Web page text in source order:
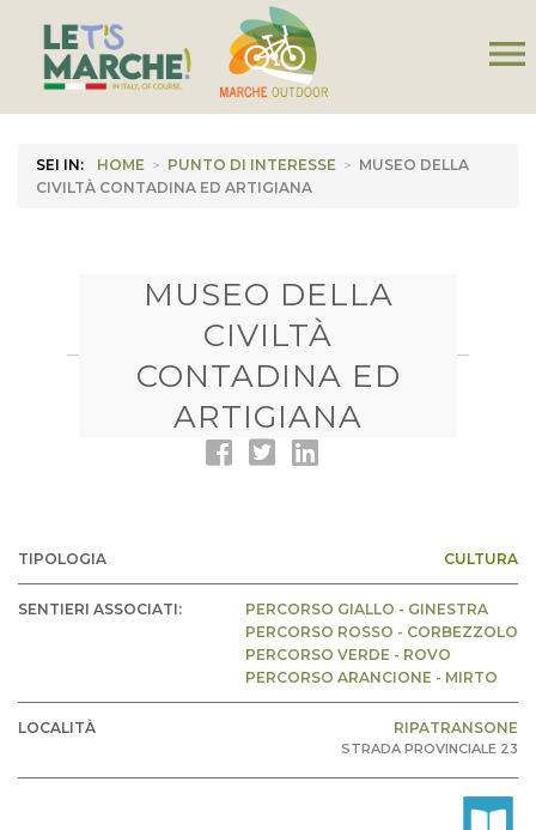
menu
SEI IN: HOME > PUNTO DI INTERESSE > MUSEO DELLA
CIVILTÀ CONTADINA ED ARTIGIANA
MUSEO DELLA
CIVILTÀ
CONTADINA ED
ARTIGIANA
TIPOLOGIA CULTURA
SENTIERI ASSOCIATI:
PERCORSO GIALLO - GINESTRA
PERCORSO ROSSO - CORBEZZOLO
PERCORSO VERDE - ROVO
PERCORSO ARANCIONE - MIRTO
LOCALITÀ RIPATRANSONE
STRADA PROVINCIALE 23